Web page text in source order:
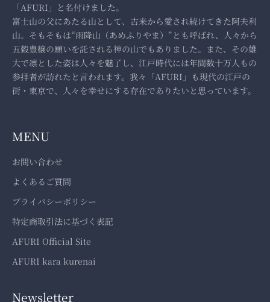
「AFURI」と名付けました。
富士山の父にあたる山として、古来から愛され続けてきた阿夫利
山。そもそもは“雨降山（あめふりやま）”とも呼ばれ、人々から
五穀豊穣の願いを託される神の山でもありました。また、その雄
大で凛とした姿は人々を魅了し、江戸時代には年間数十万人もの
参拝者が訪れたと言われます。我々「AFURI」も現代の江戸の
街・東京で、人々を幸せにする存在でありたいと思っています。
MENU
お問い合わせ
よくあるご質問
プライバシーポリシー
特定商取引法に基づく表記
AFURI Official Site
AFURI kara kurenai
Newsletter